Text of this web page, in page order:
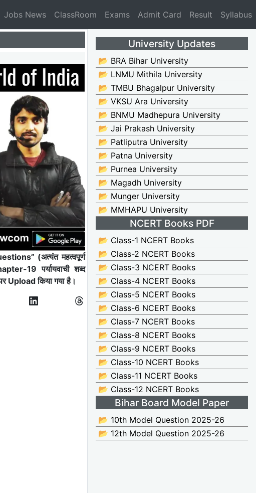
Jobs News ClassRoom Exams Admit Card Result Syllabus
(अत्यंत महत्वपूर्ण
19 पर्यायवाची शब्द
किया गया है।
University Updates
📂 BRA Bihar University
📂 LNMU Mithila University
📂 TMBU Bhagalpur University
📂 VKSU Ara University
📂 BNMU Madhepura University
📂 Jai Prakash University
📂 Patliputra University
📂 Patna University
📂 Purnea University
📂 Magadh University
📂 Munger University
📂 MMHAPU University
NCERT Books PDF
📂 Class-1 NCERT Books
📂 Class-2 NCERT Books
📂 Class-3 NCERT Books
📂 Class-4 NCERT Books
📂 Class-5 NCERT Books
📂 Class-6 NCERT Books
📂 Class-7 NCERT Books
📂 Class-8 NCERT Books
📂 Class-9 NCERT Books
📂 Class-10 NCERT Books
📂 Class-11 NCERT Books
📂 Class-12 NCERT Books
Bihar Board Model Paper
📂 10th Model Question 2025-26
📂 12th Model Question 2025-26